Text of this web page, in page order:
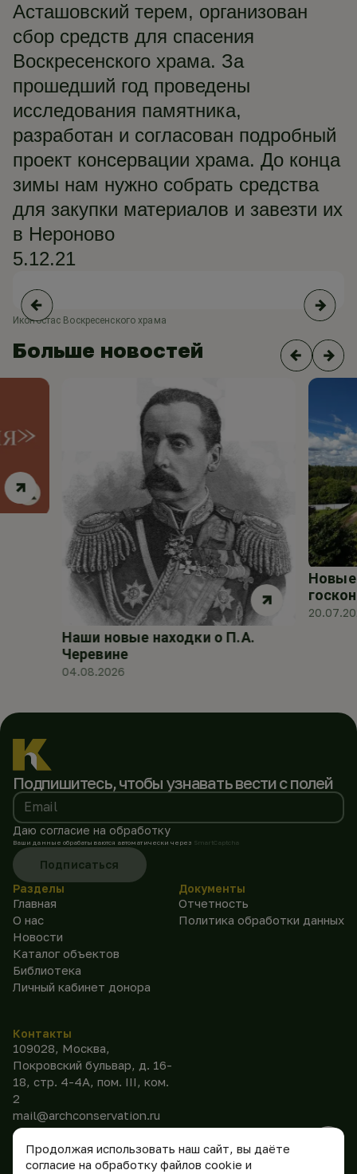
Асташовский терем, организован
сбор средств для спасения
Воскресенского храма. За
прошедший год проведены
исследования памятника,
разработан и согласован подробный
проект консервации храма. До конца
зимы нам нужно собрать средства
для закупки материалов и завезти их
в Нероново
5.12.21
Иконостас Воскресенского храма
Больше новостей
Наши новые находки о П.А.
Черевине
04.08.2026
Новые
Подпишитесь, чтобы узнавать вести с полей
Email
Даю согласие на обработку
Ваши данные обрабатываются автоматически через SmartCaptcha
Подписаться
Разделы
Главная
О нас
Новости
Каталог объектов
Библиотека
Личный кабинет донора
Документы
Отчетность
Политика обработки данных
Контакты
109028, Москва,
Покровский бульвар, д. 16-
18, стр. 4-4А, пом. III, ком.
2
mail@archconservation.ru
Продолжая использовать наш сайт, вы даёте
согласие на обработку файлов cookie и